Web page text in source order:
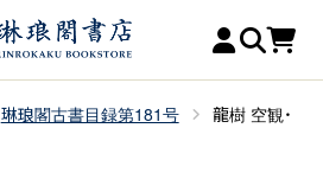
琳琅閣古書目録第181号
龍樹 空観・